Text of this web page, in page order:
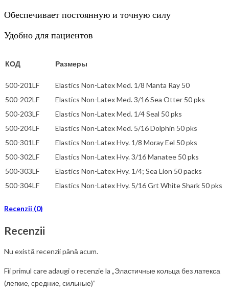
Обеспечивает постоянную и точную силу
Удобно для пациентов
КОД Размеры
500-201LF
Elastics Non-Latex Med. 1/8 Manta Ray 50
500-202LF
Elastics Non-Latex Med. 3/16 Sea Otter 50 pks
500-203LF
Elastics Non-Latex Med. 1/4 Seal 50 pks
500-204LF
Elastics Non-Latex Med. 5/16 Dolphin 50 pks
500-301LF
Elastics Non-Latex Hvy. 1/8 Moray Eel 50 pks
500-302LF
Elastics Non-Latex Hvy. 3/16 Manatee 50 pks
500-303LF
Elastics Non-Latex Hvy. 1/4; Sea Lion 50 packs
500-304LF
Elastics Non-Latex Hvy. 5/16 Grt White Shark 50 pks
Recenzii (0)
Recenzii
Nu există recenzii până acum.
Fii primul care adaugi o recenzie la „Эластичные кольца без латекса
(легкие, средние, сильные)”